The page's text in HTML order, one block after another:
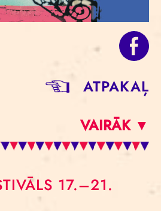
ATPAKAĻ
VAIRĀK ▼
17.–21.